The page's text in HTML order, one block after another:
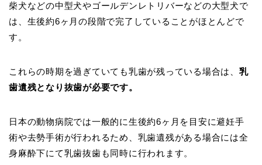
柴犬などの中型犬やゴールデンレトリバーなどの大型犬で
は、生後約6ヶ月の段階で完了していることがほとんどで
す。
これらの時期を過ぎていても乳歯が残っている場合は、 乳
歯遺残となり抜歯が必要です。
日本の動物病院では一般的に生後約6ヶ月を目安に避妊手
術や去勢手術が行われるため、乳歯遺残がある場合には全
身麻酔下にて乳歯抜歯も同時に行われます。